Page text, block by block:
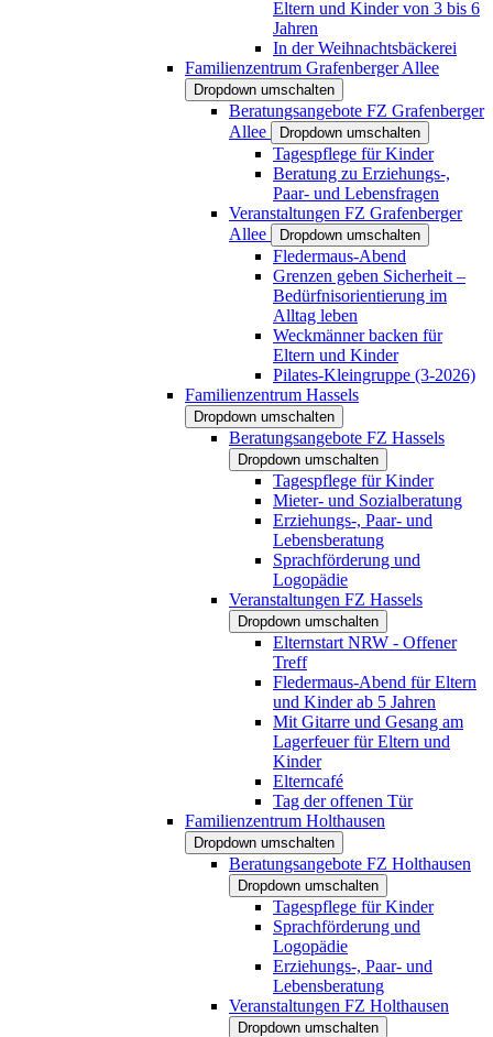
Eltern und Kinder von 3 bis 6
Jahren
In der Weihnachtsbäckerei
Familienzentrum Grafenberger Allee
Dropdown umschalten
Beratungsangebote FZ Grafenberger
Allee
Dropdown umschalten
Tagespflege für Kinder
Beratung zu Erziehungs-,
Paar- und Lebensfragen
Veranstaltungen FZ Grafenberger
Allee
Dropdown umschalten
Fledermaus-Abend
Grenzen geben Sicherheit –
Bedürfnisorientierung im
Alltag leben
Weckmänner backen für
Eltern und Kinder
Pilates-Kleingruppe (3-2026)
Familienzentrum Hassels
Dropdown umschalten
Beratungsangebote FZ Hassels
Dropdown umschalten
Tagespflege für Kinder
Mieter- und Sozialberatung
Erziehungs-, Paar- und
Lebensberatung
Sprachförderung und
Logopädie
Veranstaltungen FZ Hassels
Dropdown umschalten
Elternstart NRW - Offener
Treff
Fledermaus-Abend für Eltern
und Kinder ab 5 Jahren
Mit Gitarre und Gesang am
Lagerfeuer für Eltern und
Kinder
Elterncafé
Tag der offenen Tür
Familienzentrum Holthausen
Dropdown umschalten
Beratungsangebote FZ Holthausen
Dropdown umschalten
Tagespflege für Kinder
Sprachförderung und
Logopädie
Erziehungs-, Paar- und
Lebensberatung
Veranstaltungen FZ Holthausen
Dropdown umschalten